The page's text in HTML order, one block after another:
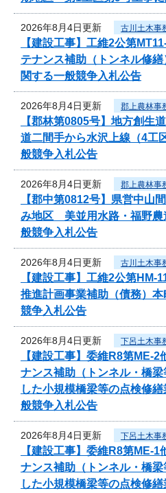
2026年8月4日更新 古川土木事
【建設工事】工維2公第
テナンス補助（トンネル修
関する一般競争入札公告
2026年8月4日更新 郡上農林事
【郡林第0805号】地方創
道二間手から水沢上線（4工
般競争入札公告
2026年8月4日更新 郡上農林事
【郡中第0812号】県営中
み地区 美並用水路・福野農
般競争入札公告
2026年8月4日更新 古川土木事
【建設工事】工維2公第
推進計画事業補助（債務）
競争入札公告
2026年8月4日更新 下呂土木事
【建設工事】委維R8第
ナンス補助（トンネル・橋
した小規模橋梁等の点検修
般競争入札公告
2026年8月4日更新 下呂土木事
【建設工事】委維R8第
ナンス補助（トンネル・橋
した小規模橋梁等の点検修